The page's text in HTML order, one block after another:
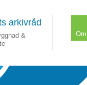
arkivråd
&